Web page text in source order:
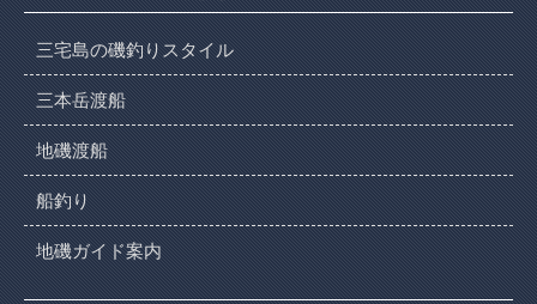
三宅島の磯釣りスタイル
三本岳渡船
地磯渡船
船釣り
地磯ガイド案内